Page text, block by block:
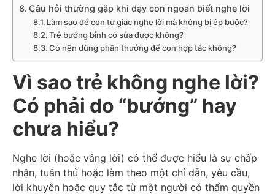
Câu hỏi thường gặp khi dạy con ngoan biết nghe lời
Làm sao để con tự giác nghe lời mà không bị ép buộc?
Trẻ bướng bỉnh có sửa được không?
Có nên dùng phần thưởng để con hợp tác không?
Vì sao trẻ không nghe lời?
Có phải do “bướng” hay
chưa hiểu?
Nghe lời (hoặc vâng lời) có thể được hiểu là sự chấp
nhận, tuân thủ hoặc làm theo một chỉ dẫn, yêu cầu,
lời khuyên hoặc quy tắc từ một người có thẩm quyền